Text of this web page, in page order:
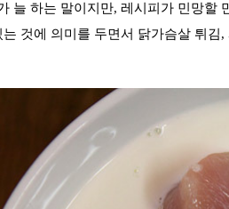
늘 하는 말이지만, 레시피가 민망할
는 것에 의미를 두면서 닭가슴살 튀김,